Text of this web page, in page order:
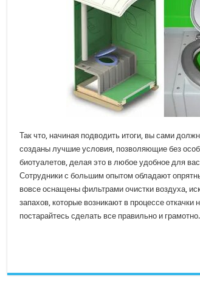
Так что, начиная подводить итоги, вы сами
созданы лучшие условия, позволяющие без
биотуалетов, делая это в любое удобное для
Сотрудники с большим опытом обладают
вовсе оснащены фильтрами очистки воздуха,
запахов, которые возникают в процессе откачки
постарайтесь сделать все правильно и грамотно.